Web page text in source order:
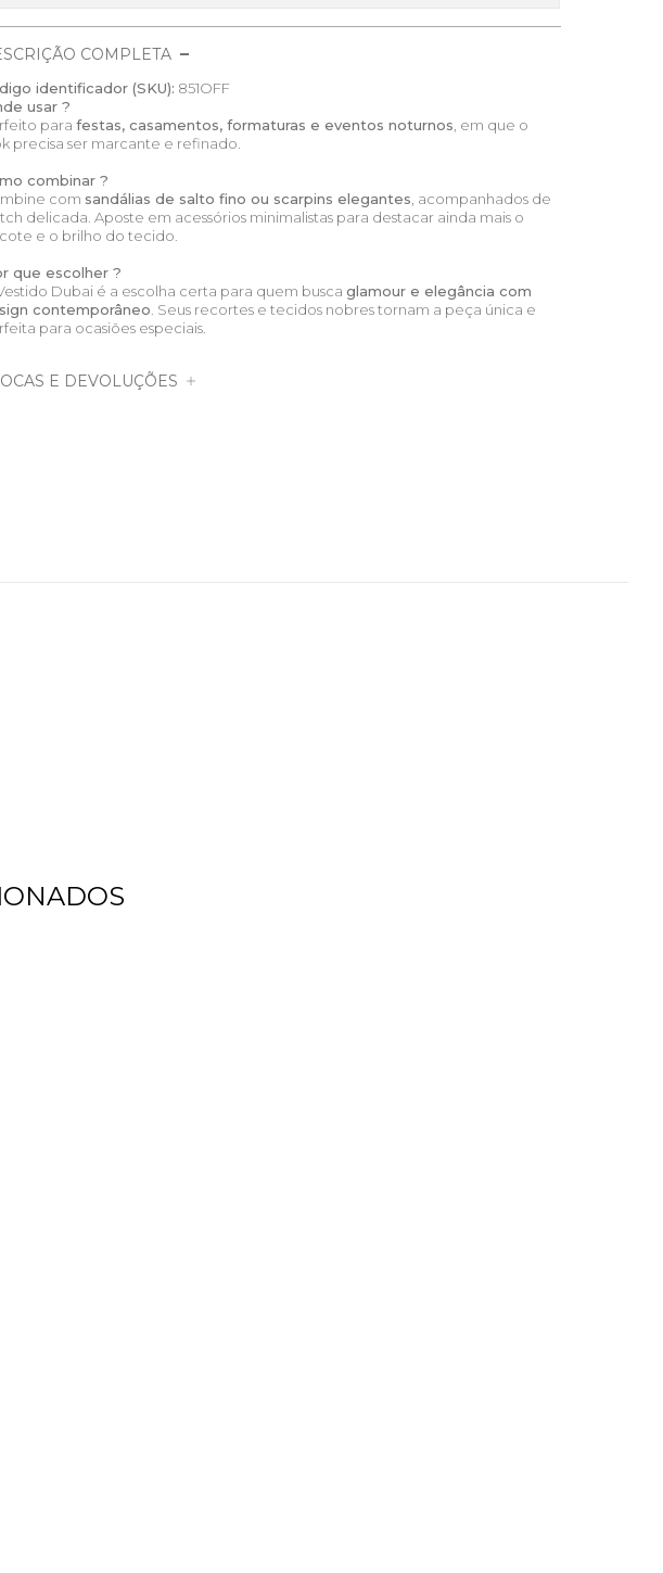
COMPLETA
identificador (SKU): 851OFF
usar ?
parafestas, casamentos, formaturas e eventos noturnos, em que o
precisa ser marcante e refinado.
combinar ?
com sandálias de salto fino ou scarpins elegantes, acompanhados de
delicada. Aposte em acessórios minimalistas para destacar ainda mais o
e o brilho do tecido.
que escolher ?
Dubai é a escolha certa para quem buscaglamour e elegância com
contemporâneo. Seus recortes e tecidos nobres tornam a peça única e
para ocasiões especiais.
E DEVOLUÇÕES